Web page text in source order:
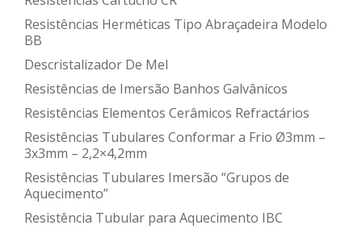
Resistências Herméticas Tipo Abraçadeira Modelo
BB
Descristalizador De Mel
Resistências de Imersão Banhos Galvânicos
Resistências Elementos Cerâmicos Refractários
Resistências Tubulares Conformar a Frio Ø3mm –
3x3mm – 2,2×4,2mm
Resistências Tubulares Imersão “Grupos de
Aquecimento”
Resistência Tubular para Aquecimento IBC